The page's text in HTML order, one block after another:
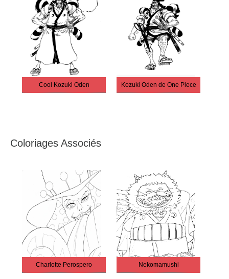
Cool Kozuki Oden Kozuki Oden de One Piece
Coloriages Associés
Charlotte Perospero Nekomamushi